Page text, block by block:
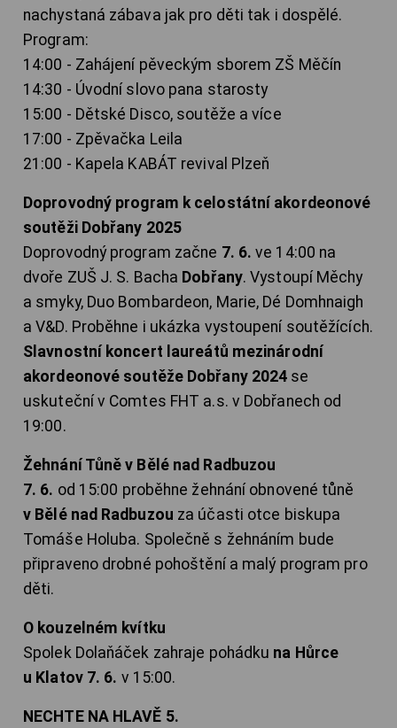
nachystaná zábava jak pro děti tak i dospělé.
Program:
14:00 - Zahájení pěveckým sborem ZŠ Měčín
14:30 - Úvodní slovo pana starosty
15:00 - Dětské Disco, soutěže a více
17:00 - Zpěvačka Leila
21:00 - Kapela KABÁT revival Plzeň
Doprovodný program k celostátní akordeonové
soutěži Dobřany 2025
Doprovodný program začne 7. 6. ve 14:00 na
dvoře ZUŠ J. S. Bacha Dobřany. Vystoupí Měchy
a smyky, Duo Bombardeon, Marie, Dé Domhnaigh
a V&D. Proběhne i ukázka vystoupení soutěžících.
Slavnostní koncert laureátů mezinárodní
akordeonové soutěže Dobřany 2024 se
uskuteční v Comtes FHT a.s. v Dobřanech od
19:00.
Žehnání Tůně v Bělé nad Radbuzou
7. 6. od 15:00 proběhne žehnání obnovené tůně
v Bělé nad Radbuzou za účasti otce biskupa
Tomáše Holuba. Společně s žehnáním bude
připraveno drobné pohoštění a malý program pro
děti.
O kouzelném kvítku
Spolek Dolaňáček zahraje pohádku na Hůrce
u Klatov 7. 6. v 15:00.
NECHTE NA HLAVĚ 5.